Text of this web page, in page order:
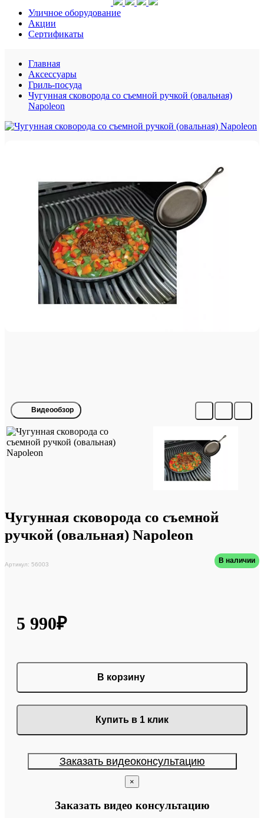
Уличное оборудование
Акции
Сертификаты
Главная
Аксессуары
Гриль-посуда
Чугунная сковорода со съемной ручкой (овальная)
Napoleon
Видеообзор
Чугунная сковорода со съемной
ручкой (овальная) Napoleon
Артикул: 56003 В наличии
5 990₽
В корзину
Купить в 1 клик
Заказать видеоконсультацию
×
Заказать видео консультацию